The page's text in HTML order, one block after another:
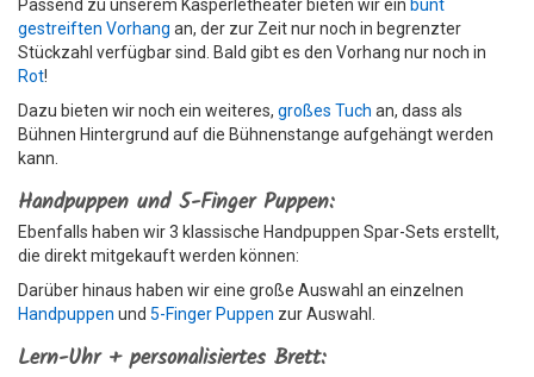
Passend zu unserem Kasperletheater bieten wir ein bunt
gestreiften Vorhang an, der zur Zeit nur noch in begrenzter
Stückzahl verfügbar sind. Bald gibt es den Vorhang nur noch in
Rot!
Dazu bieten wir noch ein weiteres, großes Tuch an, dass als
Bühnen Hintergrund auf die Bühnenstange aufgehängt werden
kann.
Handpuppen und 5-Finger Puppen:
Ebenfalls haben wir 3 klassische Handpuppen Spar-Sets erstellt,
die direkt mitgekauft werden können:
Darüber hinaus haben wir eine große Auswahl an einzelnen
Handpuppen und 5-Finger Puppen zur Auswahl.
Lern-Uhr + personalisiertes Brett: